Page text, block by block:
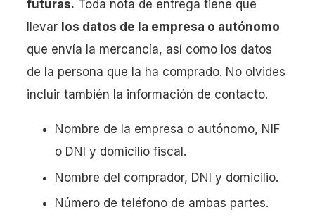
futuras. Toda nota de entrega tiene que
llevar los datos de la empresa o autónomo
que envía la mercancía, así como los datos
de la persona que la ha comprado. No olvides
incluir también la información de contacto.
Nombre de la empresa o autónomo, NIF
o DNI y domicilio fiscal.
Nombre del comprador, DNI y domicilio.
Número de teléfono de ambas partes.